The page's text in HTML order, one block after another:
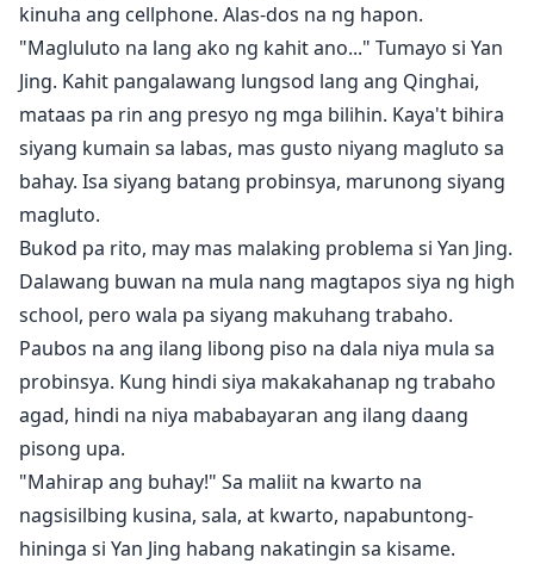
kinuha ang cellphone. Alas-dos na ng hapon.
"Magluluto na lang ako ng kahit ano..." Tumayo si Yan
Jing. Kahit pangalawang lungsod lang ang Qinghai,
mataas pa rin ang presyo ng mga bilihin. Kaya't bihira
siyang kumain sa labas, mas gusto niyang magluto sa
bahay. Isa siyang batang probinsya, marunong siyang
magluto.
Bukod pa rito, may mas malaking problema si Yan Jing.
Dalawang buwan na mula nang magtapos siya ng high
school, pero wala pa siyang makuhang trabaho.
Paubos na ang ilang libong piso na dala niya mula sa
probinsya. Kung hindi siya makakahanap ng trabaho
agad, hindi na niya mababayaran ang ilang daang
pisong upa.
"Mahirap ang buhay!" Sa maliit na kwarto na
nagsisilbing kusina, sala, at kwarto, napabuntong-
hininga si Yan Jing habang nakatingin sa kisame.